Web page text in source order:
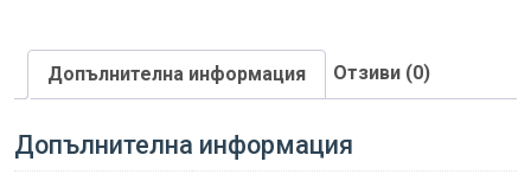
Допълнителна информация Отзиви (0)
Допълнителна информация